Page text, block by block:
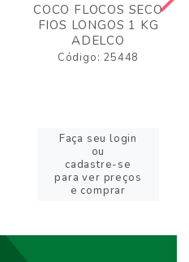
COCO FLOCOS SECO
FIOS LONGOS 1 KG
ADELCO
Código: 25448
Faça seu login
ou
cadastre-se
para ver preços
e comprar